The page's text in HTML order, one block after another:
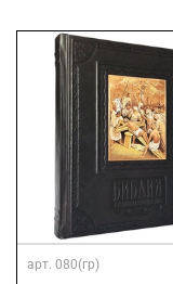
арт. 080(гр)